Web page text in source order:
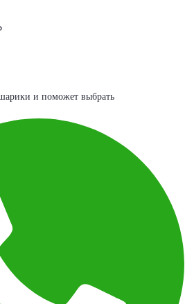
и поможет выбрать